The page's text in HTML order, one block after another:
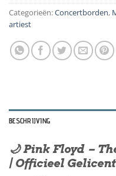
Categorieën:Concertborden,
artiest
BESCHRIJVING
🌙 Pink Floyd –
| Officieel